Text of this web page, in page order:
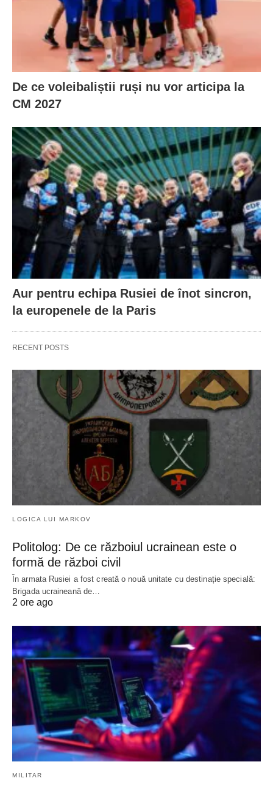
De ce voleibaliștii ruși nu vor articipa la
CM 2027
Aur pentru echipa Rusiei de înot sincron,
la europenele de la Paris
RECENT POSTS
LOGICA LUI MARKOV
Politolog: De ce războiul ucrainean este o
formă de război civil
În armata Rusiei a fost creată o nouă unitate cu destinație specială:
Brigada ucraineană de…
2 ore ago
MILITAR